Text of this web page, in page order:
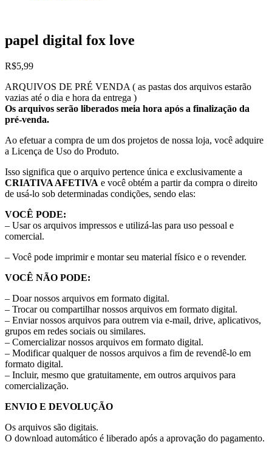
papel digital fox love
R$5,99
ARQUIVOS DE PRÉ VENDA ( as pastas dos arquivos estarão
vazias até o dia e hora da entrega )
Os arquivos serão liberados meia hora após a finalização da
pré-venda.
Ao efetuar a compra de um dos projetos de nossa loja, você adquire
a Licença de Uso do Produto.
Isso significa que o arquivo pertence única e exclusivamente a
CRIATIVA AFETIVA e você obtém a partir da compra o direito
de usá-lo sob determinadas condições, sendo elas:
VOCÊ PODE:
– Usar os arquivos impressos e utilizá-las para uso pessoal e
comercial.
– Você pode imprimir e montar seu material físico e o revender.
VOCÊ NÃO PODE:
– Doar nossos arquivos em formato digital.
– Trocar ou compartilhar nossos arquivos em formato digital.
– Enviar nossos arquivos para outrem via e-mail, drive, aplicativos,
grupos em redes sociais ou similares.
– Comercializar nossos arquivos em formato digital.
– Modificar qualquer de nossos arquivos a fim de revendê-lo em
formato digital.
– Incluir, mesmo que gratuitamente, em outros arquivos para
comercialização.
ENVIO E DEVOLUÇÃO
Os arquivos são digitais.
O download automático é liberado após a aprovação do pagamento.